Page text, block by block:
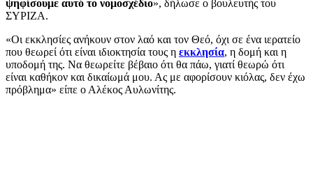
ψηφίσουμε αυτό το νομοσχέδιο», δήλωσε ο βουλευτής του
ΣΥΡΙΖΑ.
«Οι εκκλησίες ανήκουν στον λαό και τον Θεό, όχι σε ένα ιερατείο
που θεωρεί ότι είναι ιδιοκτησία τους η εκκλησία, η δομή και η
υποδομή της. Να θεωρείτε βέβαιο ότι θα πάω, γιατί θεωρώ ότι
είναι καθήκον και δικαίωμά μου. Ας με αφορίσουν κιόλας, δεν έχω
πρόβλημα» είπε ο Αλέκος Αυλωνίτης.